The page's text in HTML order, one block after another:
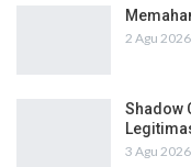
2 Agu 2026
Shadow
3 Agu 2026